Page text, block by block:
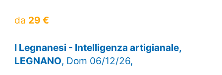
da 29 €
I Legnanesi - Intelligenza artigianale,
LEGNANO, Dom 06/12/26,